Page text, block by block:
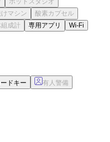
専用アプリ
Wi-Fi
ドキー